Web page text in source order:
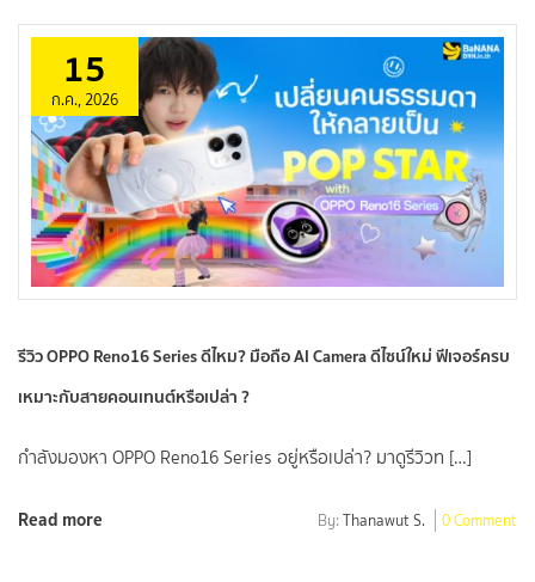
15
ก.ค., 2026
รีวิว OPPO Reno16 Series ดีไหม? มือถือ AI Camera ดีไซน์ใหม่ ฟีเจอร์ครบ
เหมาะกับสายคอนเทนต์หรือเปล่า ?
กำลังมองหา OPPO Reno16 Series อยู่หรือเปล่า? มาดูรีวิวท […]
Read more By:Thanawut S. 0 Comment